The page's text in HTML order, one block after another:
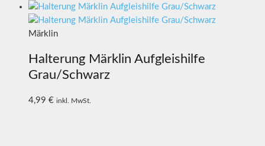
Märklin
Halterung Märklin Aufgleishilfe
Grau/Schwarz
4,99 € inkl. MwSt.